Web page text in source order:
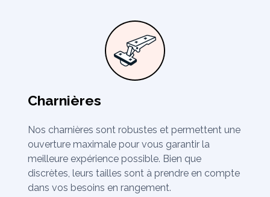
Charnières
Nos charnières sont robustes et permettent une
ouverture maximale pour vous garantir la
meilleure expérience possible. Bien que
discrètes, leurs tailles sont à prendre en compte
dans vos besoins en rangement.